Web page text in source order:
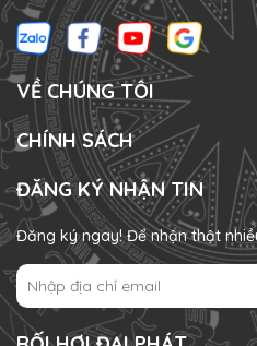
VỀ CHÚNG TÔI
CHÍNH SÁCH
ĐĂNG KÝ NHẬN TIN
Đăng ký ngay! Để nhận thật